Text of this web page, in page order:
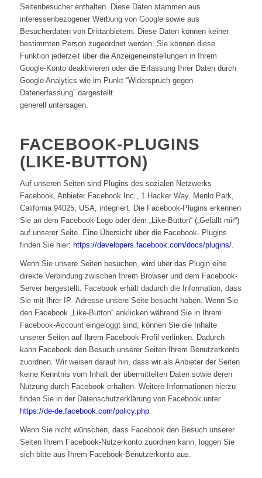
Seitenbesucher enthalten. Diese Daten stammen aus
interessenbezogener Werbung von Google sowie aus
Besucherdaten von Drittanbietern. Diese Daten können keiner
bestimmten Person zugeordnet werden. Sie können diese
Funktion jederzeit über die Anzeigeneinstellungen in Ihrem
Google-Konto deaktivieren oder die Erfassung Ihrer Daten durch
Google Analytics wie im Punkt “Widerspruch gegen
Datenerfassung” dargestellt
generell untersagen.
FACEBOOK-PLUGINS
(LIKE-BUTTON)
Auf unseren Seiten sind Plugins des sozialen Netzwerks
Facebook, Anbieter Facebook Inc., 1 Hacker Way, Menlo Park,
California 94025, USA, integriert. Die Facebook-Plugins erkennen
Sie an dem Facebook-Logo oder dem „Like-Button“ („Gefällt mir“)
auf unserer Seite. Eine Übersicht über die Facebook- Plugins
finden Sie hier: https://developers.facebook.com/docs/plugins/.
Wenn Sie unsere Seiten besuchen, wird über das Plugin eine
direkte Verbindung zwischen Ihrem Browser und dem Facebook-
Server hergestellt. Facebook erhält dadurch die Information, dass
Sie mit Ihrer IP- Adresse unsere Seite besucht haben. Wenn Sie
den Facebook „Like-Button“ anklicken während Sie in Ihrem
Facebook-Account eingeloggt sind, können Sie die Inhalte
unserer Seiten auf Ihrem Facebook-Profil verlinken. Dadurch
kann Facebook den Besuch unserer Seiten Ihrem Benutzerkonto
zuordnen. Wir weisen darauf hin, dass wir als Anbieter der Seiten
keine Kenntnis vom Inhalt der übermittelten Daten sowie deren
Nutzung durch Facebook erhalten. Weitere Informationen hierzu
finden Sie in der Datenschutzerklärung von Facebook unter
https://de-de.facebook.com/policy.php.
Wenn Sie nicht wünschen, dass Facebook den Besuch unserer
Seiten Ihrem Facebook-Nutzerkonto zuordnen kann, loggen Sie
sich bitte aus Ihrem Facebook-Benutzerkonto aus.